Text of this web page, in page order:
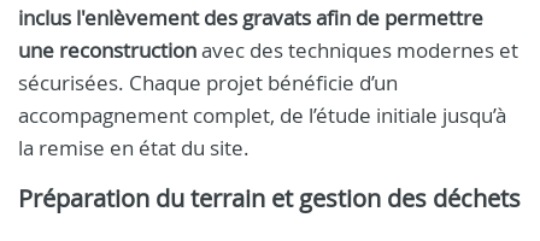
inclus l'enlèvement des gravats afin de permettre
une reconstructionavec des techniques modernes et
sécurisées. Chaque projet bénéficie d’un
accompagnement complet, de l’étude initiale jusqu’à
la remise en état du site.
Préparation du terrain et gestion des déchets